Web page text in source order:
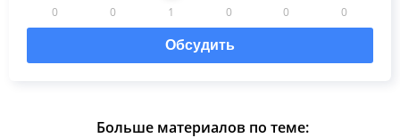
0 0 1 0 0 0
Обсудить
Больше материалов по теме: